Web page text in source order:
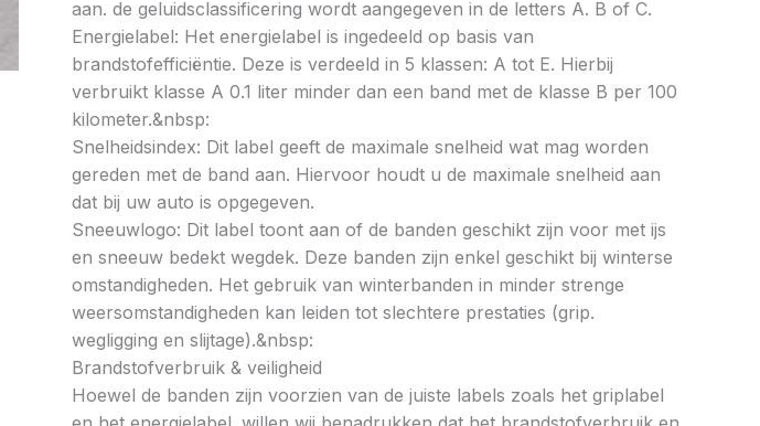
aan. de geluidsclassificering wordt aangegeven in de letters A. B of C.
Energielabel: Het energielabel is ingedeeld op basis van
brandstofefficiëntie. Deze is verdeeld in 5 klassen: A tot E. Hierbij
verbruikt klasse A 0.1 liter minder dan een band met de klasse B per 100
kilometer.&nbsp:
Snelheidsindex: Dit label geeft de maximale snelheid wat mag worden
gereden met de band aan. Hiervoor houdt u de maximale snelheid aan
dat bij uw auto is opgegeven.
Sneeuwlogo: Dit label toont aan of de banden geschikt zijn voor met ijs
en sneeuw bedekt wegdek. Deze banden zijn enkel geschikt bij winterse
omstandigheden. Het gebruik van winterbanden in minder strenge
weersomstandigheden kan leiden tot slechtere prestaties (grip.
wegligging en slijtage).&nbsp:
Brandstofverbruik & veiligheid
Hoewel de banden zijn voorzien van de juiste labels zoals het griplabel